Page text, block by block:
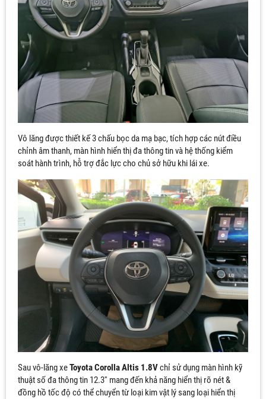
Vô lăng được thiết kế 3 chấu bọc da mạ bạc, tích hợp các nút điều
chỉnh âm thanh, màn hình hiển thị đa thông tin và hệ thống kiểm
soát hành trình, hỗ trợ đắc lực cho chủ sở hữu khi lái xe.
Sau vô-lăng xeToyota Corolla Altis 1.8Vchỉ sử dụng màn hình kỹ
thuật số đa thông tin 12.3'' mang đến khả năng hiển thị rõ nét &
đồng hồ tốc độ có thể chuyển từ loại kim vật lý sang loại hiển thị